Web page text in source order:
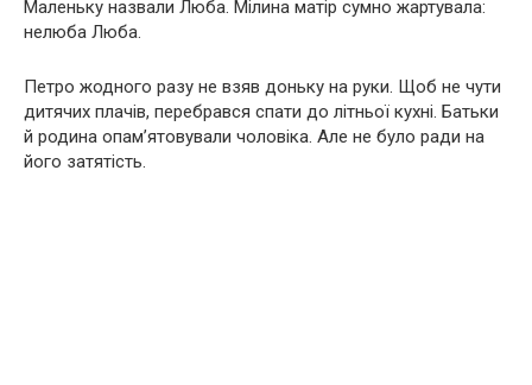
Маленьку назвали Люба. Мілина матір сумно жартувала:
нелюба Люба.
Петро жодного разу не взяв доньку на руки. Щоб не чути
дитячих плачів, перебрався спати до літньої кухні. Батьки
й родина опам’ятовували чоловіка. Але не було ради на
його затятість.